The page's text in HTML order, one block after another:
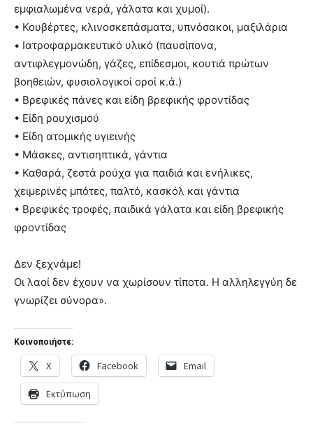
εμφιαλωμένα νερά, γάλατα και χυμοί).
• Κουβέρτες, κλινοσκεπάσματα, υπνόσακοι, μαξιλάρια
• Ιατροφαρμακευτικό υλικό (παυσίπονα,
αντιφλεγμονώδη, γάζες, επίδεσμοι, κουτιά πρώτων
βοηθειών, φυσιολογικοί οροί κ.ά.)
• Βρεφικές πάνες και είδη βρεφικής φροντίδας
• Είδη ρουχισμού
• Είδη ατομικής υγιεινής
• Μάσκες, αντισηπτικά, γάντια
• Καθαρά, ζεστά ρούχα για παιδιά και ενήλικες,
χειμερινές μπότες, παλτό, κασκόλ και γάντια
• Βρεφικές τροφές, παιδικά γάλατα και είδη βρεφικής
φροντίδας
Δεν ξεχνάμε!
Οι λαοί δεν έχουν να χωρίσουν τίποτα. Η αλληλεγγύη δε
γνωρίζει σύνορα».
Κοινοποιήστε:
X Facebook Email
Εκτύπωση